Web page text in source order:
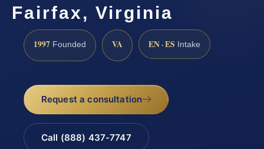
Fairfax, Virginia
1997 Founded VA EN · ES Intake
Request a consultation
Call (888) 437-7747